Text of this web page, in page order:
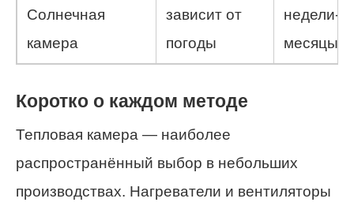
Солнечная
камера
зависит от
погоды
недели-
месяцы
Коротко о каждом методе
Тепловая камера — наиболее
распространённый выбор в небольших
производствах. Нагреватели и вентиляторы